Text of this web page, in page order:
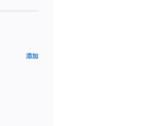
添加AppleCare+